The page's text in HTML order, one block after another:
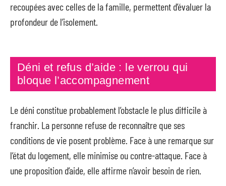
recoupées avec celles de la famille, permettent d’évaluer la
profondeur de l’isolement.
Déni et refus d’aide : le verrou qui
bloque l’accompagnement
Le déni constitue probablement l’obstacle le plus difficile à
franchir. La personne refuse de reconnaître que ses
conditions de vie posent problème. Face à une remarque sur
l’état du logement, elle minimise ou contre-attaque. Face à
une proposition d’aide, elle affirme n’avoir besoin de rien.